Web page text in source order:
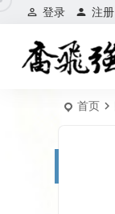
登录 注册
首页